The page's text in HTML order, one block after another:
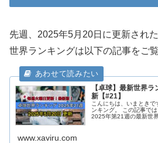
先週、2025年5月20日に更新され
世界ランキングは以下の記事をご覧
【卓球】最新世界
新【#21】
こんにちは、いまとき
ンキング。 この記事で
2025年第21週の最新世
www.xaviru.com